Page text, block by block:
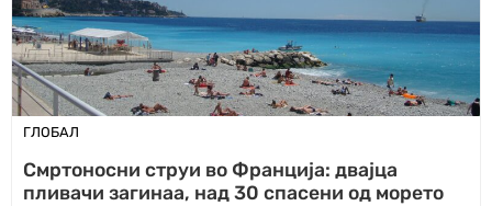
ГЛОБАЛ
Смртоносни струи во Франција: двајца
пливачи загинаа, над 30 спасени од морето